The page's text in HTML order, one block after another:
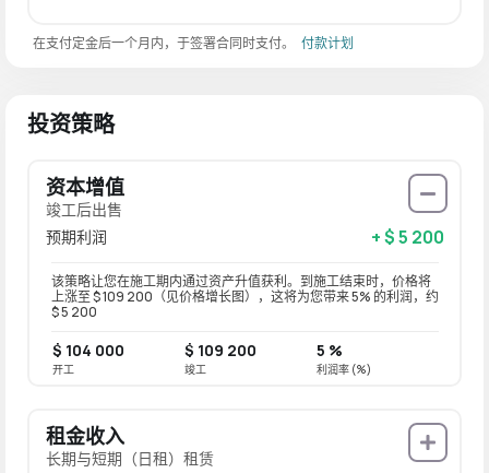
在支付定金后一个月内，于签署合同时支付。 付款计划
投资策略
资本增值
竣工后出售
预期利润
+ $ 5 200
该策略让您在施工期内通过资产升值获利。到施工结束时，价格将
上涨至 $ 109 200（见价格增长图），这将为您带来 5% 的利润，约
$ 5 200
$ 104 000
开工
$ 109 200
竣工
5 %
利润率 (%)
租金收入
长期与短期（日租）租赁